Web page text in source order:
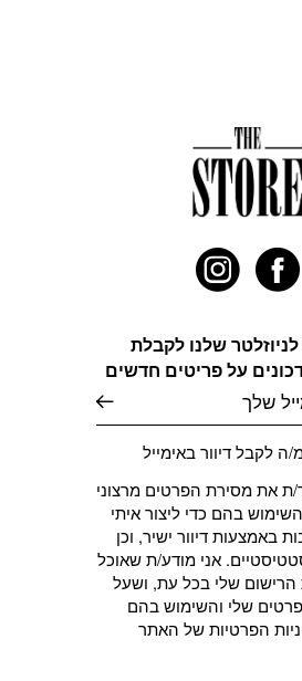
שלנו לקבלת
על פריטים חדשים
ה לקבל דיוור באימייל
ת את מסירת הפרטים מרצוני
בהם כדי ליצור איתי
באמצעות דיוור ישיר, וכן
אני מודע/ת שאוכל
שלי בכל עת, ושעל
שלי והשימוש בהם
הפרטיותשל האתר